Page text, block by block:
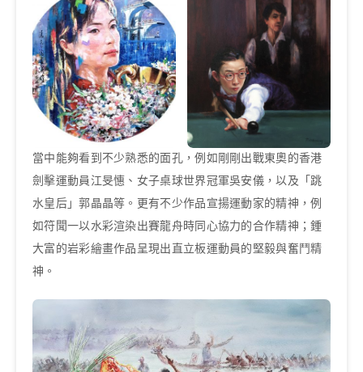
當中能夠看到不少熟悉的面孔，例如剛剛出戰東奧的香港
劍擊運動員江旻憓、女子桌球世界冠軍吳安儀，以及「跳
水皇后」郭晶晶等。更有不少作品宣揚運動家的精神，例
如符聞一以水彩渲染出賽龍舟時同心協力的合作精神；鍾
大富的岩彩繪畫作品呈現出直立板運動員的堅毅與奮鬥精
神。